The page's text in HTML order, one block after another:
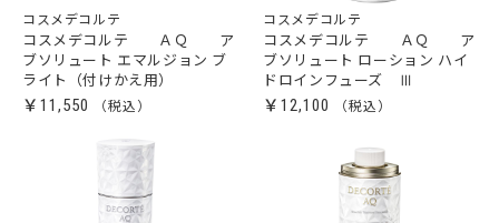
コスメデコルテ
コスメデコルテ ＡＱ ア
ブソリュート エマルジョン ブ
ライト（付けかえ用）
￥11,550
コスメデコルテ
コスメデコルテ ＡＱ ア
ブソリュート ローション ハイ
ドロインフューズ Ⅲ
￥12,100